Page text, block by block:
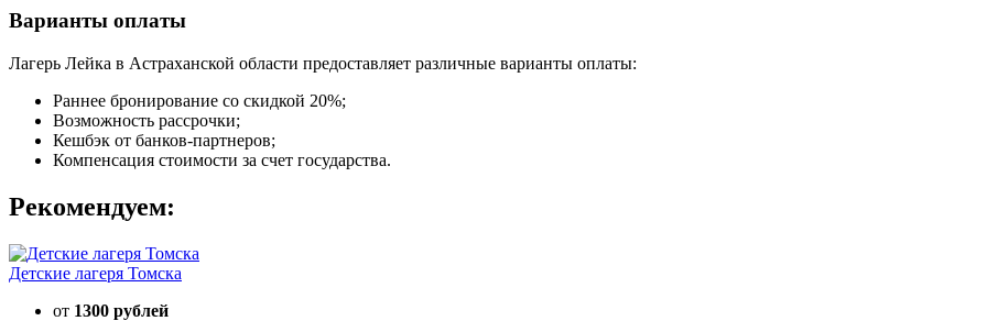
Варианты оплаты
Лагерь Лейка в Астраханской области предоставляет различные варианты оплаты:
Раннее бронирование со скидкой 20%;
Возможность рассрочки;
Кешбэк от банков-партнеров;
Компенсация стоимости за счет государства.
Рекомендуем:
Детские лагеря Томска
от 1300 рублей